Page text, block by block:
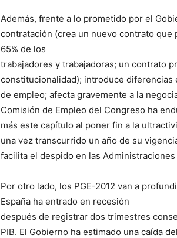
Además, frente a lo prometido por el
contratación (crea un nuevo contrato que
65% de los
trabajadores y trabajadoras; un contrato
constitucionalidad); introduce diferencias
de empleo; afecta gravemente a la
Comisión de Empleo del Congreso ha
más este capítulo al poner fin a la
una vez transcurrido un año de su
facilita el despido en las Administraciones
Por otro lado, los PGE-2012 van a
España ha entrado en recesión
después de registrar dos trimestres
PIB. El Gobierno ha estimado una caída